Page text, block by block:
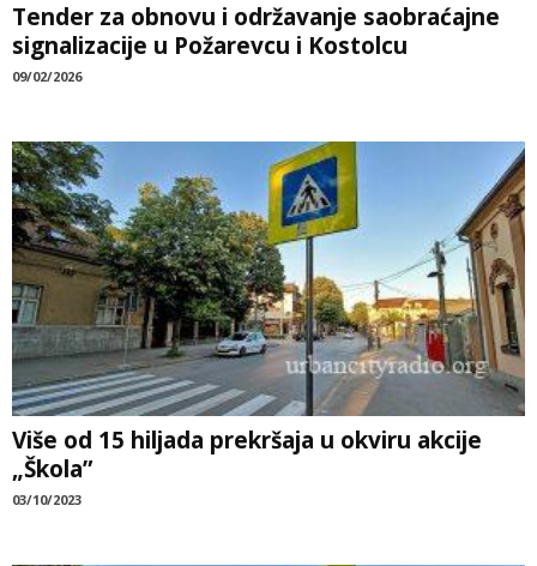
Tender za obnovu i održavanje saobraćajne
signalizacije u Požarevcu i Kostolcu
09/02/2026
Više od 15 hiljada prekršaja u okviru akcije
„Škola”
03/10/2023